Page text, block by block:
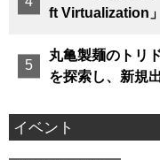
ft Virtualization
丸亀製麺のトリ
を探索し、新規
イベント